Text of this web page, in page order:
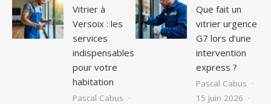
Vitrier à
Versoix : les
services
indispensables
pour votre
habitation
Pascal Cabus
Que fait un
vitrier urgence
G7 lors d’une
intervention
express ?
Pascal Cabus
15 juin 2026